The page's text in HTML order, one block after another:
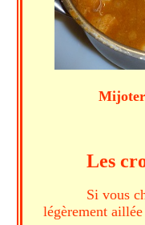
Mijoter 6
Les
Si vous
légèrement